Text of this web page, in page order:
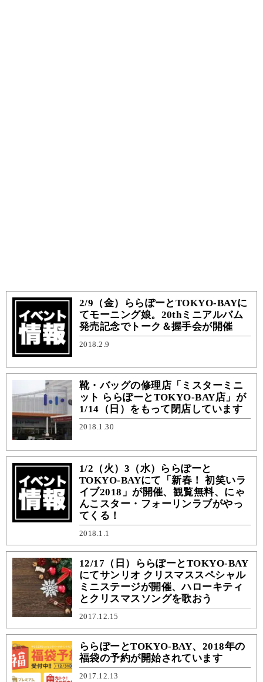
2/9（金）ららぽーとTOKYO-BAYに
てモーニング娘。20thミニアルバム
発売記念でトーク＆握手会が開催
2018.2.9
靴・バッグの修理店「ミスターミニ
ット ららぽーとTOKYO-BAY店」が
1/14（日）をもって閉店しています
2018.1.30
1/2（火）3（水）ららぽーと
TOKYO-BAYにて「新春！ 初笑いラ
イブ2018」が開催、観覧無料、にゃ
んこスター・フォーリンラブがやっ
てくる！
2018.1.1
12/17（日）ららぽーとTOKYO-BAY
にてサンリオ クリスマススペシャル
ミニステージが開催、ハローキティ
とクリスマスソングを歌おう
2017.12.15
ららぽーとTOKYO-BAY、2018年の
福袋の予約が開始されています
2017.12.13